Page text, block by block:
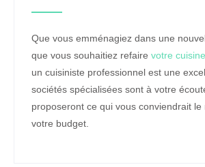
Que vous emménagiez dans une
que vous souhaitiez refaire votre cuisine
un cuisiniste professionnel est une
sociétés spécialisées sont à votre
proposeront ce qui vous conviendrait le
votre budget.